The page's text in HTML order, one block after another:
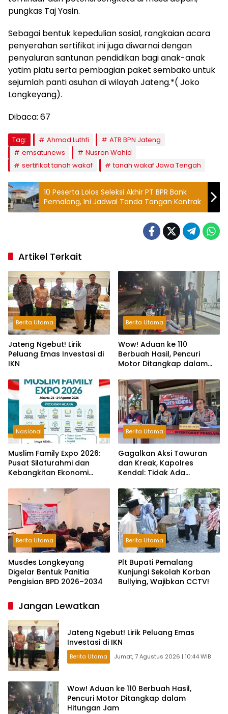
pungkas Taj Yasin.
​Sebagai bentuk kepedulian sosial, rangkaian acara
penyerahan sertifikat ini juga diwarnai dengan
penyaluran santunan pendidikan bagi anak-anak
yatim piatu serta pembagian paket sembako untuk
sejumlah panti asuhan di wilayah Jateng.*( Joko
Longkeyang).
Dibaca: 67
Tag: Ahmad Luthfi
ATR BPN Jateng
emsatunews
Nusron Wahid
sertifikat tanah wakaf
tanah wakaf Jawa Tengah
10 Peserta Lolos Seleksi Akhir PT BPR Bank
Pemalang, Ini Jadwal Tanda Tangan Kontrak
Artikel Terkait
Berita Utama
Jateng Ngebut! Lirik
Peluang Emas Investasi di
IKN
Berita Utama
Wow! Aduan ke 110
Berbuah Hasil, Pencuri
Motor Ditangkap dalam
Nasional
Muslim Family Expo 2026:
Pusat Silaturahmi dan
Kebangkitan Ekonomi
Berita Utama
Gagalkan Aksi Tawuran
dan Kreak, Kapolres
Kendal: Tidak Ada
Pelaku Kejahatan Jalanan
Berita Utama
Musdes Longkeyang
Digelar Bentuk Panitia
Pengisian BPD 2026–2034
Berita Utama
Plt Bupati Pemalang
Kunjungi Sekolah Korban
Bullying, Wajibkan CCTV!
Jangan Lewatkan
Jateng Ngebut! Lirik Peluang Emas
Investasi di IKN
Berita Utama Jumat, 7 Agustus 2026 | 10:44 WIB
Wow! Aduan ke 110 Berbuah Hasil,
Pencuri Motor Ditangkap dalam
Hitungan Jam